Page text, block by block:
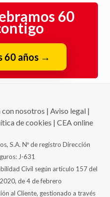
60
de cookies|CEA online
J-631
Civil según artículo 157 del
de 4 de febrero
al Cliente, gestionado a través